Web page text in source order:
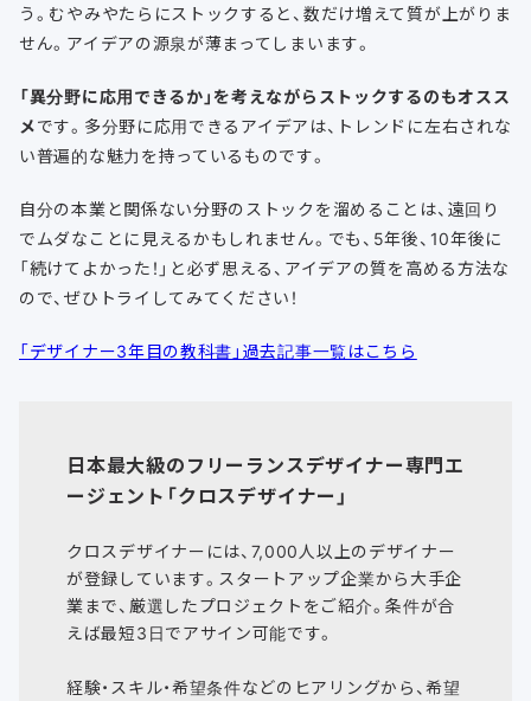
う。むやみやたらにストックすると、数だけ増えて質が上がりま
せん。アイデアの源泉が薄まってしまいます。
「異分野に応用できるか」を考えながらストックするのもオスス
メです。多分野に応用できるアイデアは、トレンドに左右されな
い普遍的な魅力を持っているものです。
自分の本業と関係ない分野のストックを溜めることは、遠回り
でムダなことに見えるかもしれません。でも、5年後、10年後に
「続けてよかった！」と必ず思える、アイデアの質を高める方法な
ので、ぜひトライしてみてください！
「デザイナー3年目の教科書」過去記事一覧はこちら
日本最大級のフリーランスデザイナー専門エ
ージェント「クロスデザイナー」
クロスデザイナーには、7,000人以上のデザイナー
が登録しています。スタートアップ企業から大手企
業まで、厳選したプロジェクトをご紹介。条件が合
えば最短3日でアサイン可能です。
経験・スキル・希望条件などのヒアリングから、希望